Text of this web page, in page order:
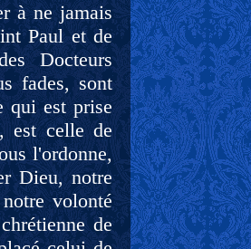
à ne jamais
Paul et de
Docteurs
fades, sont
qui est prise
est celle de
l'ordonne,
Dieu, notre
volonté
de